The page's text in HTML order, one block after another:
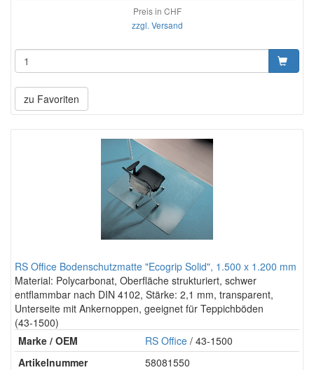
Preis in CHF
zzgl. Versand
zu Favoriten
RS Office Bodenschutzmatte "Ecogrip Solid", 1.500 x 1.200 mm
Material: Polycarbonat, Oberfläche strukturiert, schwer
entflammbar nach DIN 4102, Stärke: 2,1 mm, transparent,
Unterseite mit Ankernoppen, geeignet für Teppichböden
(43-1500)
Marke / OEM
RS Office / 43-1500
Artikelnummer
58081550